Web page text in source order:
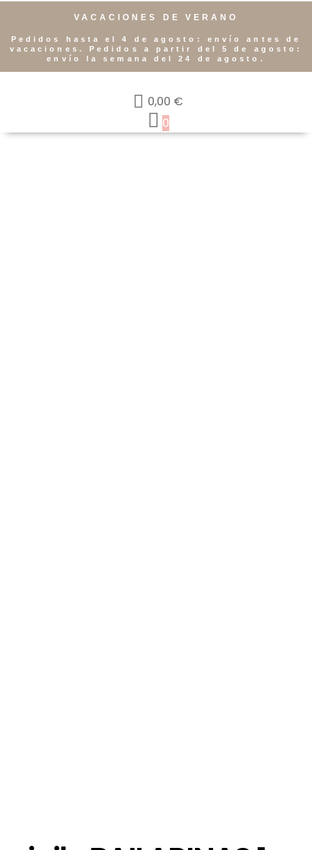
VACACIONES DE VERANO
Pedidos hasta el 4 de agosto: envío antes de
vacaciones. Pedidos a partir del 5 de agosto:
envío la semana del 24 de agosto.
0,00 €
0